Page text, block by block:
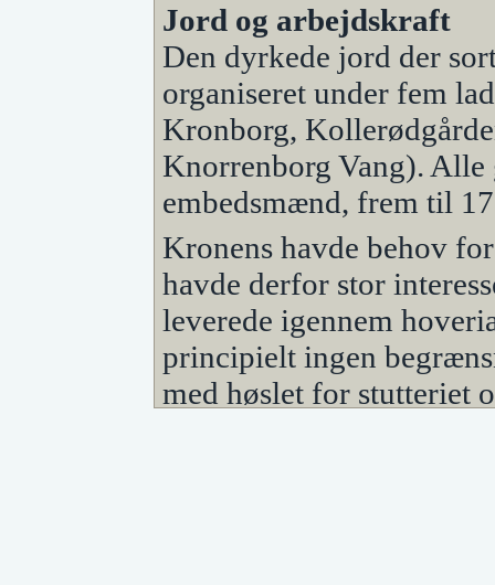
Jord og arbejdskraft
Den dyrkede jord der
organiseret under fem
Kronborg,
Knorrenborg Vang).
embedsmænd, frem til
Kronens havde behov
havde derfor stor
leverede igennem
principielt ingen
med høslet for stutteriet